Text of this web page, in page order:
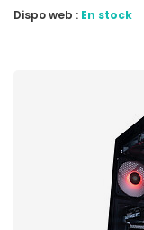
Dispo web : En stock